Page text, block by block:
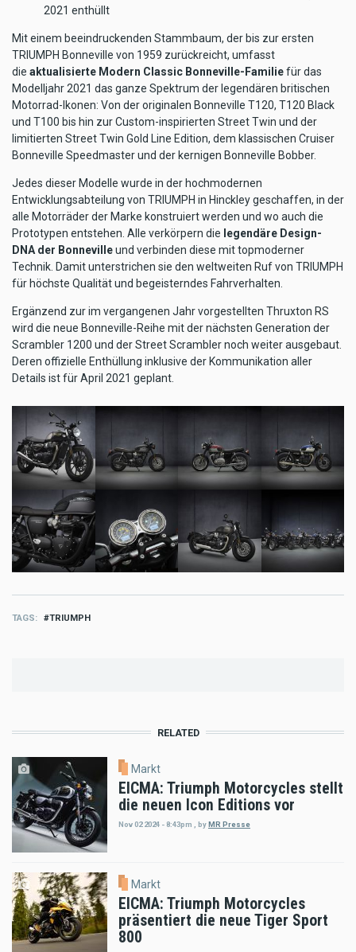
2021 enthüllt
Mit einem beeindruckenden Stammbaum, der bis zur ersten
TRIUMPH Bonneville von 1959 zurückreicht, umfasst
die aktualisierte Modern Classic Bonneville-Familiefür das
Modelljahr 2021 das ganze Spektrum der legendären britischen
Motorrad-Ikonen: Von der originalen Bonneville T120, T120 Black
und T100 bis hin zur Custom-inspirierten Street Twin und der
limitierten Street Twin Gold Line Edition, dem klassischen Cruiser
Bonneville Speedmaster und der kernigen Bonneville Bobber.
Jedes dieser Modelle wurde in der hochmodernen
Entwicklungsabteilung von TRIUMPH in Hinckley geschaffen, in der
alle Motorräder der Marke konstruiert werden und wo auch die
Prototypen entstehen. Alle verkörpern die legendäre Design-
DNA der Bonnevilleund verbinden diese mit topmoderner
Technik. Damit unterstrichen sie den weltweiten Ruf von TRIUMPH
für höchste Qualität und begeisterndes Fahrverhalten.
Ergänzend zur im vergangenen Jahr vorgestellten Thruxton RS
wird die neue Bonneville-Reihe mit der nächsten Generation der
Scrambler 1200 und der Street Scrambler noch weiter ausgebaut.
Deren offizielle Enthüllung inklusive der Kommunikation aller
Details ist für April 2021 geplant.
TAGS TRIUMPH
RELATED
Markt
EICMA: Triumph Motorcycles stellt
die neuen Icon Editions vor
Nov 02 2024 - 8:43pm byMR Presse
Markt
EICMA: Triumph Motorcycles
präsentiert die neue Tiger Sport
800